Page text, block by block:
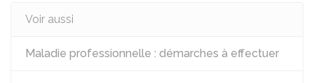
Voir aussi
Maladie professionnelle : démarches à effectuer